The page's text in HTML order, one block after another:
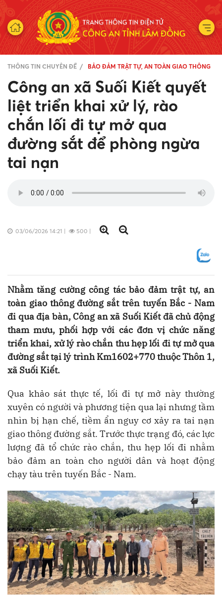
THÔNG TIN CHUYÊN ĐỀ BẢO ĐẢM TRẬT TỰ, AN TOÀN GIAO THÔNG
Công an xã Suối Kiết quyết
liệt triển khai xử lý, rào
chắn lối đi tự mở qua
đường sắt để phòng ngừa
tai nạn
03/06/2026 14:21 | 500 |
Nhằm tăng cường công tác bảo đảm trật tự, an
toàn giao thông đường sắt trên tuyến Bắc - Nam
đi qua địa bàn, Công an xã Suối Kiết đã chủ động
tham mưu, phối hợp với các đơn vị chức năng
triển khai, xử lý rào chắn thu hẹp lối đi tự mở qua
đường sắt tại lý trình Km1602+770 thuộc Thôn 1,
xã Suối Kiết.
Qua khảo sát thực tế, lối đi tự mở này thường
xuyên có người và phương tiện qua lại nhưng tầm
nhìn bị hạn chế, tiềm ẩn nguy cơ xảy ra tai nạn
giao thông đường sắt. Trước thực trạng đó, các lực
lượng đã tổ chức rào chắn, thu hẹp lối đi nhằm
bảo đảm an toàn cho người dân và hoạt động
chạy tàu trên tuyến Bắc - Nam.